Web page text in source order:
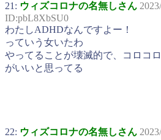
21: ウィズコロナの名無しさん
ID:pbL8XbSU0
わたしADHDなんですよー！
っていう女いたわ
やってることが壊滅的で、コロコ
がいいと思ってる
22: ウィズコロナの名無しさん